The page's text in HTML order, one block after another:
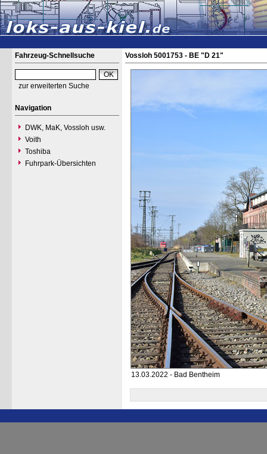
Fahrzeug-Schnellsuche
zur erweiterten Suche
Navigation
DWK, MaK, Vossloh usw.
Voith
Toshiba
Fuhrpark-Übersichten
Vossloh 5001753 - BE "D 21"
13.03.2022 - Bad Bentheim